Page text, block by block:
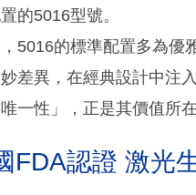
的5016型號。
5016的標準配置多為優
差異，在經典設計中注
一性」，正是其價值所在
FDA認證 激光